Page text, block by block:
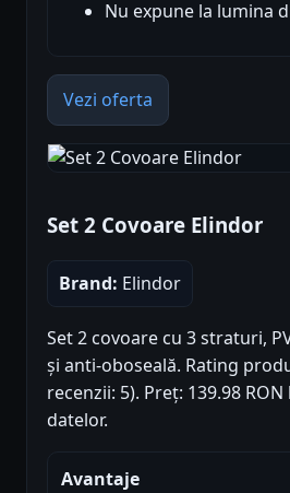
Nu expune la lumina
Vezi oferta
Set 2 Covoare Elindor
Brand: Elindor
Set 2 covoare cu 3 straturi,
și anti-oboseală. Rating
recenzii: 5). Preț: 139.98
datelor.
Avantaje